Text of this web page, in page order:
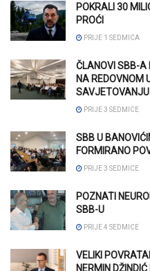
POKRALI 30
PROĆI
PRIJE 1 SEDMICA
ČLANOVI SBB-A
NA REDOVNOM
SAVJETOVANJU
PRIJE 3 SEDMICE
SBB U
FORMIRANO
PRIJE 3 SEDMICE
POZNATI
SBB-U
PRIJE 4 SEDMICE
VELIKI
NERMIN